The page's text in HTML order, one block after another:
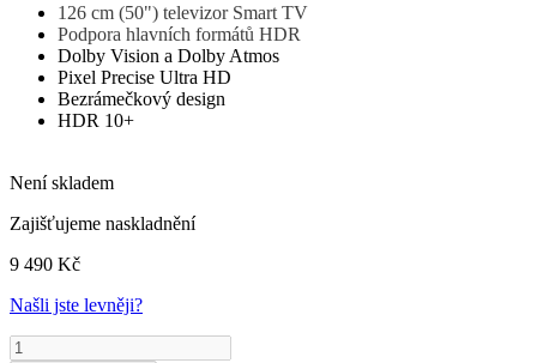
126 cm (50") televizor Smart TV
Podpora hlavních formátů HDR
Dolby Vision a Dolby Atmos
Pixel Precise Ultra HD
Bezrámečkový design
HDR 10+
Není skladem
Zajišťujeme naskladnění
9 490 Kč
Našli jste levněji?